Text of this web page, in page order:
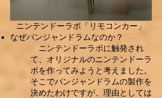
ニンテンドーラボ「リモコンカー」
なぜパンジャンドラムなのか？
ニンテンドーラボに触発され
て、オリジナルのニンテンドーラ
ボを作ってみようと考えました。
そこでパンジャンドラムの製作を
決めたわけですが、理由としては